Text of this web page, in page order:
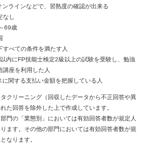
ンラインなどで、習熟度の確認が出来る
なし
69歳
すべての条件を満たす人
内にFP技能士検定2級以上の試験を受験し、勉強
講座を利用した人
に関する支払い金額を把握している人
クリーニング（回収したデータから不正回答や異
た回答を除外した上で作成しています。
門の「業態別」においては有効回答者数が規定人
ます。その他の部門においては有効回答者数が規
なります。